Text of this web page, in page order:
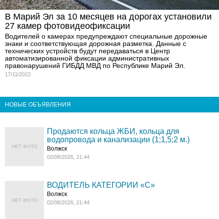
В Марий Эл за 10 месяцев на дорогах установили
27 камер фотовидеофиксации
Водителей о камерах предупреждают специальные дорожные
знаки и соответствующая дорожная разметка. Данные с
технических устройств будут передаваться в Центр
автоматизированной фиксации административных
правонарушений ГИБДД МВД по Республике Марий Эл.
17/11/2022
НОВЫЕ ОБЪЯВЛЕНИЯ
НЕТ ФОТО
Продаются кольца ЖБИ, кольца для
водопровода и канализации (1;1,5;2 м.)
Волжск
02/08/2026, 21:44
НЕТ ФОТО
ВОДИТЕЛЬ КАТЕГОРИИ «C»
Волжск
02/08/2026, 21:44